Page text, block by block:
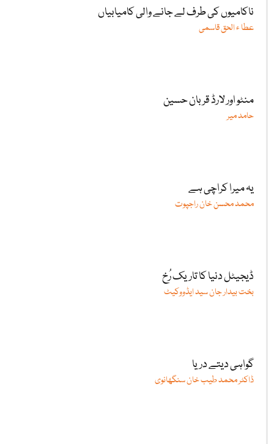
ناکامیوں کی طرف لے جانے والی کامیابیاں
عطا ء الحق قاسمی
منٹو اور لارڈ قربان حسین
حامد میر
یہ میرا کراچی ہے
محمد محسن خان راجپوت
ڈیجیٹل دنیا کا تاریک رُخ
بخت بیدار جان سید ایڈووکیٹ
گواہی دیتے دریا
ڈاکٹر محمد طیب خان سنگھانوی